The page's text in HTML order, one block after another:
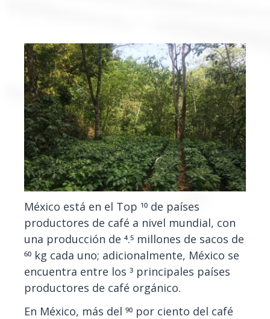
México está en el Top 10 de países
productores de café a nivel mundial, con
una producción de 4.5 millones de sacos de
60 kg cada uno; adicionalmente, México se
encuentra entre los 3 principales países
productores de café orgánico.
En México, más del 90 por ciento del café